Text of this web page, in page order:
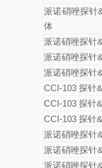
派诺硝唑探针
体
派诺硝唑探针
派诺硝唑探针
派诺硝唑探针
CCI-103探针
CCI-103探针
CCI-103探针
派诺硝唑探针
派诺硝唑探针
派诺硝唑探针